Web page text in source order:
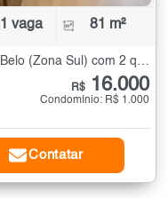
1 vaga 81 m²
R$ 16.000
Condomínio: R$ 1.000
Contatar